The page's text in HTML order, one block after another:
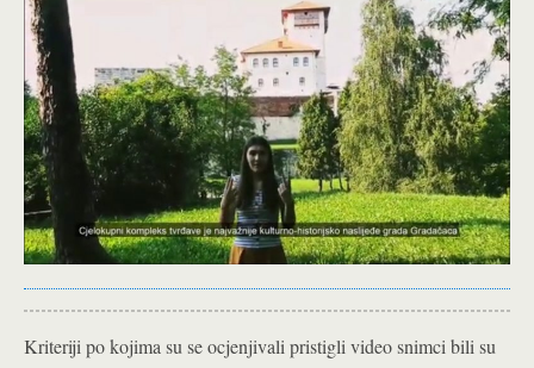
Kriteriji po kojima su se ocjenjivali pristigli video snimci bili su